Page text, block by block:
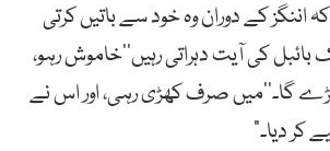
کہ اننگز کے دوران وہ خود سے باتیں کرتی
بائبل کی آیت دہراتی رہیں’’خاموش رہو،
گا۔‘‘میں صرف کھڑی رہی، اور اس نے
دیا۔”